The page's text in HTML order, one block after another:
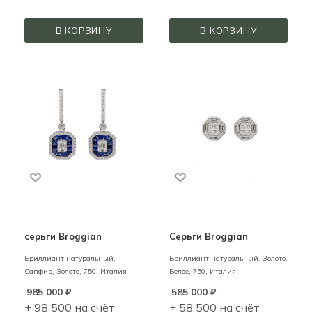
В КОРЗИНУ В КОРЗИНУ
серьги Broggian
Бриллиант натуральный,
Сапфир, Золото, 750, Италия
985 000 ₽
+ 98 500 на счёт
Серьги Broggian
Бриллиант натуральный, Золото,
Белое, 750, Италия
585 000₽
+ 58 500 на счёт